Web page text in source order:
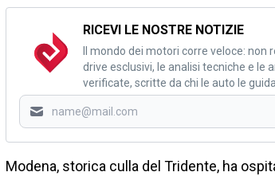
RICEVI LE NOSTRE NOTIZIE
Il mondo dei motori corre veloce:
drive esclusivi, le analisi tecniche e le
verificate, scritte da chi le auto le
Modena, storica culla del Tridente, ha